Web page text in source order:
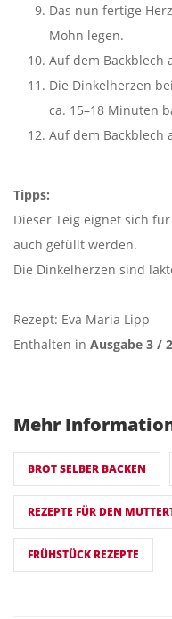
Das nun fertige
Mohn legen.
Auf dem Backblech
Die Dinkelherzen
ca. 15–18 Minuten
Auf dem Backblech
Tipps:
Dieser Teig eignet sich
auch gefüllt werden.
Die Dinkelherzen sind
Rezept: Eva Maria Lipp
Enthalten in Ausgabe 3 /
Mehr
BROT SELBER BACKEN
REZEPTE FÜR DEN
FRÜHSTÜCK REZEPTE